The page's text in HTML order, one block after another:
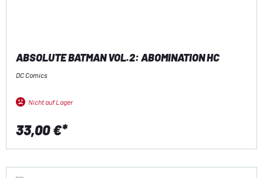
ABSOLUTE BATMAN VOL.2: ABOMINATION HC
DC Comics
Nicht auf Lager
33,00 €*